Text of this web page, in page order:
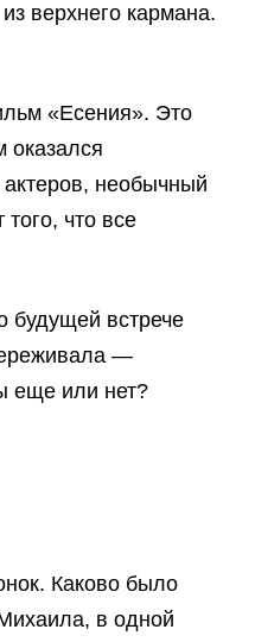
верхнего кармана.
«Есения». Это
необычный
что все
встрече
—
еще или нет?
Каково было
в одной